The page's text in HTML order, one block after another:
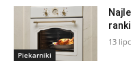
Piekarniki
13